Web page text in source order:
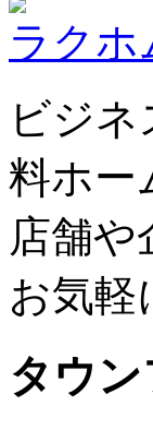
ラクホ
ビジ
料ホー
店舗
お気軽
タウ